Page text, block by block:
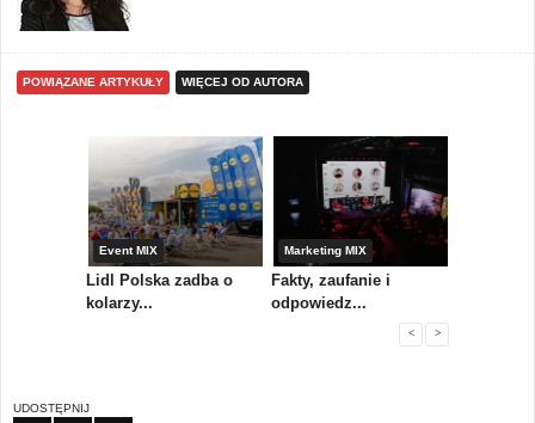
POWIĄZANE ARTYKUŁY WIĘCEJ OD AUTORA
Event MIX
Lidl Polska zadba o
kolarzy...
Marketing MIX
Fakty, zaufanie i
odpowiedz...
< >
UDOSTĘPNIJ